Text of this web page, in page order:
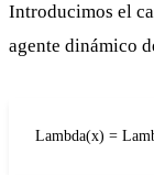
Introducimos el
agente dinámico
Lambda(x) =